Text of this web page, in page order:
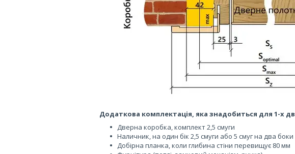
Додаткова комплектація, яка знадобиться для 1-х
Дверна коробка, комплект 2,5 смуги
Наличник, на один бік 2,5 смуги або 5 смуг на два боки
Добірна планка, коли глибина стіни перевищує 80 мм